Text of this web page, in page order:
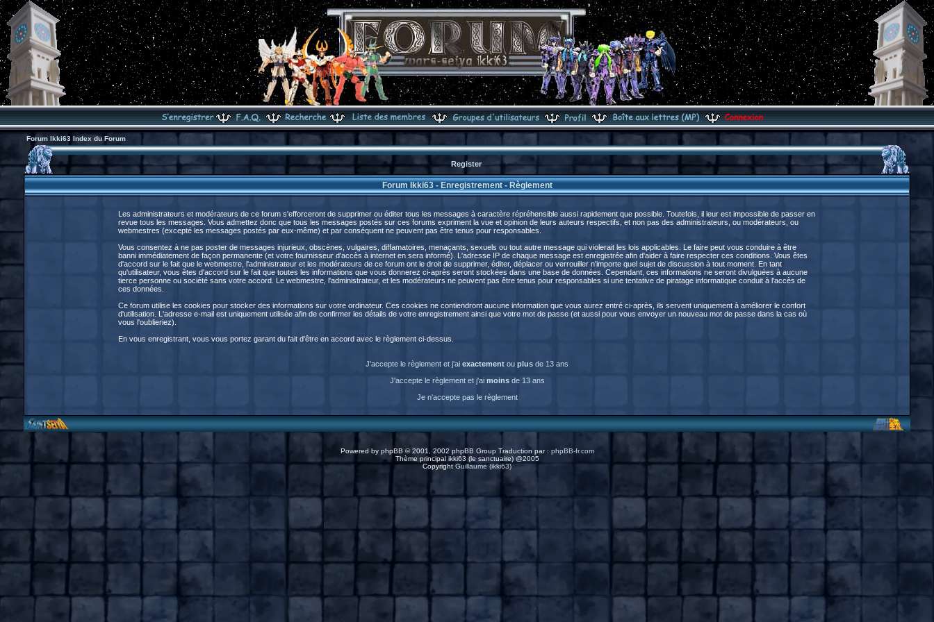
Forum Ikki63 Index du Forum
Register
Forum Ikki63 - Enregistrement - Règlement
Les administrateurs et modérateurs de ce forum s'efforceront de supprimer ou éditer tous les messages à caractère répréhensible aussi rapidement que possible. Toutefois, il leur est impossible de passer en
revue tous les messages. Vous admettez donc que tous les messages postés sur ces forums expriment la vue et opinion de leurs auteurs respectifs, et non pas des administrateurs, ou modérateurs, ou
webmestres (excepté les messages postés par eux-même) et par conséquent ne peuvent pas être tenus pour responsables.
Vous consentez à ne pas poster de messages injurieux, obscènes, vulgaires, diffamatoires, menaçants, sexuels ou tout autre message qui violerait les lois applicables. Le faire peut vous conduire à être
banni immédiatement de façon permanente (et votre fournisseur d'accès à internet en sera informé). L'adresse IP de chaque message est enregistrée afin d'aider à faire respecter ces conditions. Vous êtes
d'accord sur le fait que le webmestre, l'administrateur et les modérateurs de ce forum ont le droit de supprimer, éditer, déplacer ou verrouiller n'importe quel sujet de discussion à tout moment. En tant
qu'utilisateur, vous êtes d'accord sur le fait que toutes les informations que vous donnerez ci-après seront stockées dans une base de données. Cependant, ces informations ne seront divulguées à aucune
tierce personne ou société sans votre accord. Le webmestre, l'administrateur, et les modérateurs ne peuvent pas être tenus pour responsables si une tentative de piratage informatique conduit à l'accès de
ces données.
Ce forum utilise les cookies pour stocker des informations sur votre ordinateur. Ces cookies ne contiendront aucune information que vous aurez entré ci-après, ils servent uniquement à améliorer le confort
d'utilisation. L'adresse e-mail est uniquement utilisée afin de confirmer les détails de votre enregistrement ainsi que votre mot de passe (et aussi pour vous envoyer un nouveau mot de passe dans la cas où
vous l'oublieriez).
En vous enregistrant, vous vous portez garant du fait d'être en accord avec le règlement ci-dessus.
J'accepte le règlement et j'ai exactement ou plus de 13 ans
J'accepte le règlement et j'ai moinsde 13 ans
Je n'accepte pas le règlement
Powered by phpBB © 2001, 2002 phpBB Group Traduction par : phpBB-fr.com
Thème principal ikki63 (le sanctuaire) @2005
Copyright Guillaume (ikki63)